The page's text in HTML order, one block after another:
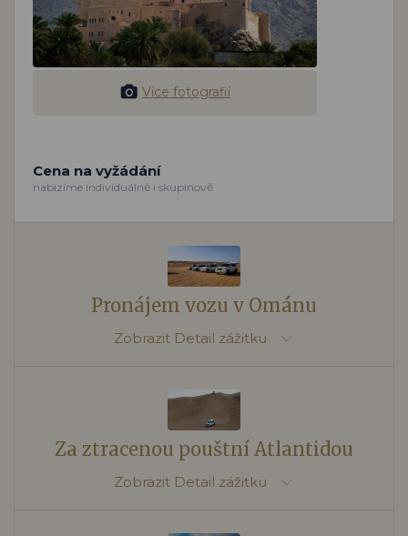
Více fotografií
Cena na vyžádání
nabízíme individuálně i skupinově
Pronájem vozu v Ománu
Zobrazit Detail zážitku
Za ztracenou pouštní Atlantidou
Zobrazit Detail zážitku